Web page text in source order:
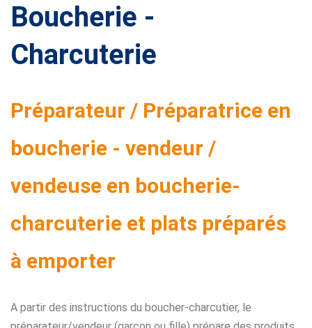
Boucherie -
Charcuterie
Préparateur / Préparatrice en
boucherie - vendeur /
vendeuse en boucherie-
charcuterie et plats préparés
à emporter
A partir des instructions du boucher-charcutier, le